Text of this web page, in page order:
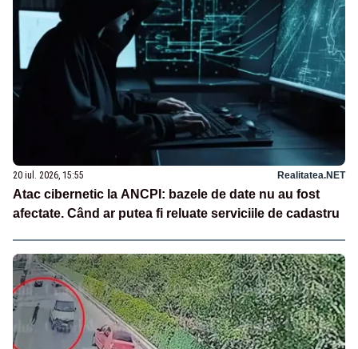
20 iul. 2026, 15:55 Realitatea.NET
Atac cibernetic la ANCPI: bazele de date nu au fost
afectate. Când ar putea fi reluate serviciile de cadastru